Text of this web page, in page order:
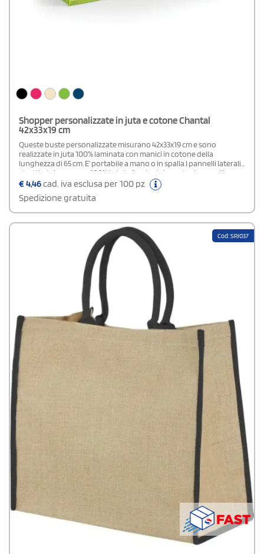
Shopper personalizzate in juta e cotone Chantal
42x33x19 cm
Queste buste personalizzate misurano 42x33x19 cm e sono
realizzate in juta 100% laminata con manici in cotone della
lunghezza di 65 cm. E' portabile a mano o in spalla.I pannelli laterali
stretti e la base sono 100% in juta (laminata), mentre i pannelli
laterali larghi in tono natural sono al 100% in cotone (canvas). La
capacità è di 21 litri. Sono idee promozionali intelligenti per negozi
e supermercati.
€4,46cad. iva esclusa per 100 pz
Spedizione gratuita
Cod: SPJ037